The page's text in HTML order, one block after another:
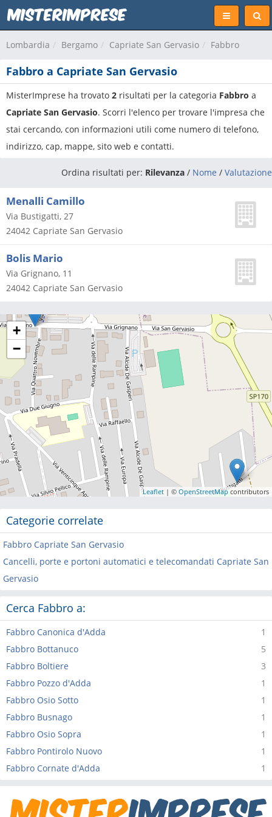
Lombardia Bergamo Capriate San Gervasio Fabbro
Fabbro a Capriate San Gervasio
MisterImprese ha trovato 2 risultati per la categoria Fabbro a
Capriate San Gervasio. Scorri l'elenco per trovare l'impresa che
stai cercando, con informazioni utili come numero di telefono,
indirizzo, cap, mappe, sito web e contatti.
Ordina risultati per: Rilevanza / Nome / Valutazione
Menalli Camillo
Via Bustigatti, 27
24042 Capriate San Gervasio
Bolis Mario
Via Grignano, 11
24042 Capriate San Gervasio
+
−
Leaflet | © OpenStreetMapcontributors
Categorie correlate
Fabbro Capriate San Gervasio
Cancelli, porte e portoni automatici e telecomandati Capriate San
Gervasio
Cerca Fabbro a:
1
Fabbro Canonica d'Adda
5
Fabbro Bottanuco
3
Fabbro Boltiere
1
Fabbro Pozzo d'Adda
1
Fabbro Osio Sotto
1
Fabbro Busnago
1
Fabbro Osio Sopra
1
Fabbro Pontirolo Nuovo
1
Fabbro Cornate d'Adda